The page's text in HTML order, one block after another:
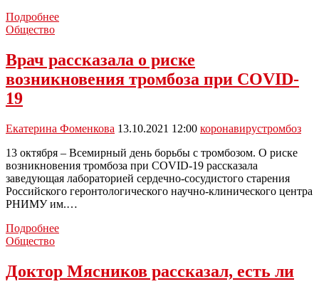
ПодробнееКабмин
маркированной
молочной
Общество
Врач рассказала о риске
возникновения тромбоза при COVID-
19
Екатерина Фоменкова 13.10.2021 12:00 коронавирустромбоз
13 октября – Всемирный день борьбы с тромбозом. О риске
возникновения тромбоза при COVID-19 рассказала
заведующая лабораторией сердечно-сосудистого старения
Российского геронтологического научно-клинического центра
РНИМУ им.…
ПодробнееВрач
риске
возникновения
Общество
Доктор Мясников рассказал, есть ли